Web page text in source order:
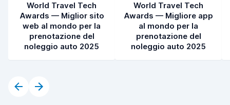
World Travel Tech
Awards — Miglior sito
web al mondo per la
prenotazione del
noleggio auto 2025
World Travel Tech
Awards — Migliore app
al mondo per la
prenotazione del
noleggio auto 2025